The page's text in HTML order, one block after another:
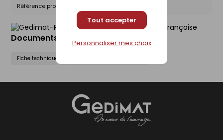
Tout accepter
Personnaliser mes choix
Référence produit nationale Gedimat :
Documents liés
Fiche technique